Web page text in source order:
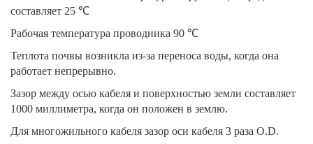
составляет 25 ℃
Рабочая температура проводника 90 ℃
Теплота почвы возникла из-за переноса воды, когда она
работает непрерывно.
Зазор между осью кабеля и поверхностью земли составляет
1000 миллиметра, когда он положен в землю.
Для многожильного кабеля зазор оси кабеля 3 раза O.D.